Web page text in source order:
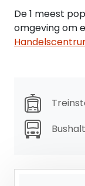
- een kantoor.
Parkeren
De 1 meest
omgeving om